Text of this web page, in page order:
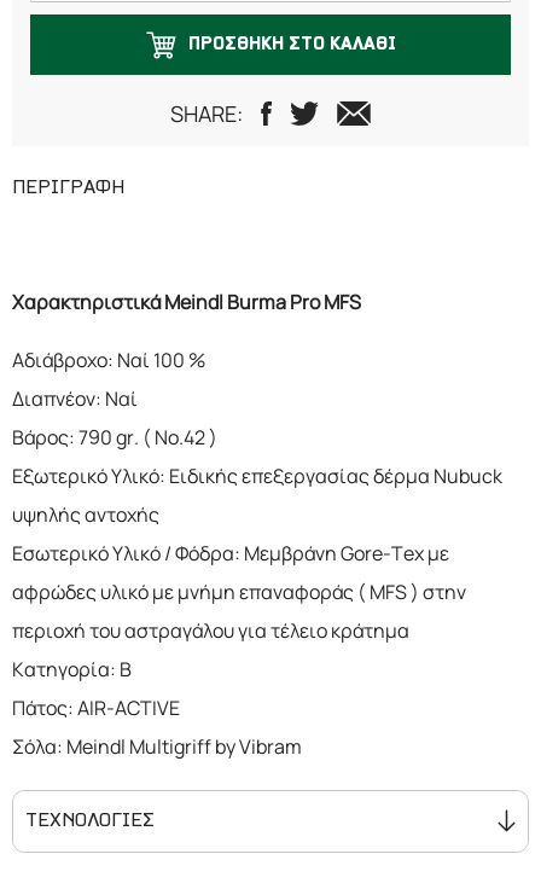
45
47
ΠΡΟΣΘΗΚΗ ΣΤΟ ΚΑΛΑΘΙ
SHARE:
ΠΕΡΙΓΡΑΦΗ
Χαρακτηριστικά Meindl Burma Pro MFS
Αδιάβροχο: Ναί 100 %
Διαπνέον: Ναί
Βάρος: 790 gr. ( No.42 )
Εξωτερικό Υλικό: Ειδικής επεξεργασίας δέρμα Nubuck
υψηλής αντοχής
Εσωτερικό Υλικό / Φόδρα: Μεμβράνη Gore-Tex με
αφρώδες υλικό με μνήμη επαναφοράς ( MFS ) στην
περιοχή του αστραγάλου για τέλειο κράτημα
Κατηγορία: Β
Πάτος: AIR-ACTIVE
Σόλα: Meindl Multigriff by Vibram
ΤΕΧΝΟΛΟΓΙΕΣ